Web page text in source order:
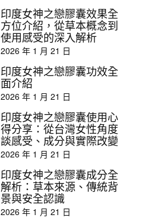
印度女神之戀膠囊效果全
方位介紹，從草本概念到
使用感受的深入解析
2026 年 1 月 21 日
印度女神之戀膠囊功效全
面介紹
2026 年 1 月 21 日
印度女神之戀膠囊使用心
得分享：從台灣女性角度
談感受、成分與實際改變
2026 年 1 月 21 日
印度女神之戀膠囊成分全
解析：草本來源、傳統背
景與安全認識
2026 年 1 月 21 日